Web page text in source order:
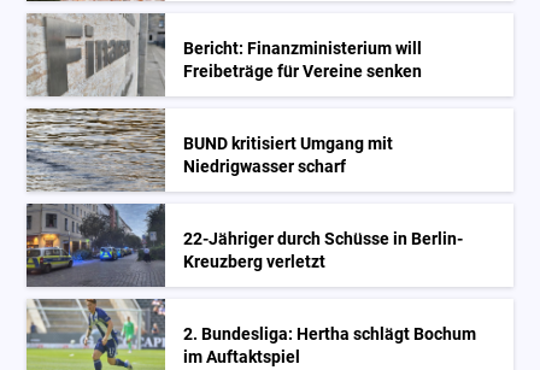
Bericht: Finanzministerium will
Freibeträge für Vereine senken
BUND kritisiert Umgang mit
Niedrigwasser scharf
22-Jähriger durch Schüsse in Berlin-
Kreuzberg verletzt
2. Bundesliga: Hertha schlägt Bochum
im Auftaktspiel